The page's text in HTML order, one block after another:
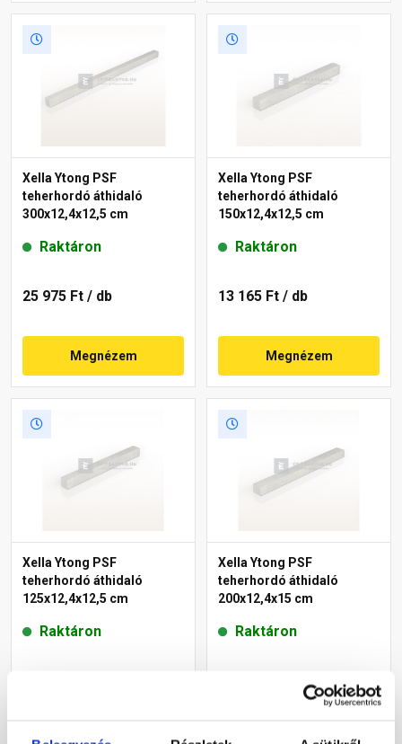
Xella Ytong PSF
teherhordó áthidaló
300x12,4x12,5 cm
Raktáron
25 975 Ft / db
Megnézem
Xella Ytong PSF
teherhordó áthidaló
150x12,4x12,5 cm
Raktáron
13 165 Ft / db
Megnézem
Xella Ytong PSF
teherhordó áthidaló
125x12,4x12,5 cm
Raktáron
Megnézem
Xella Ytong PSF
teherhordó áthidaló
200x12,4x15 cm
Raktáron
Megnézem